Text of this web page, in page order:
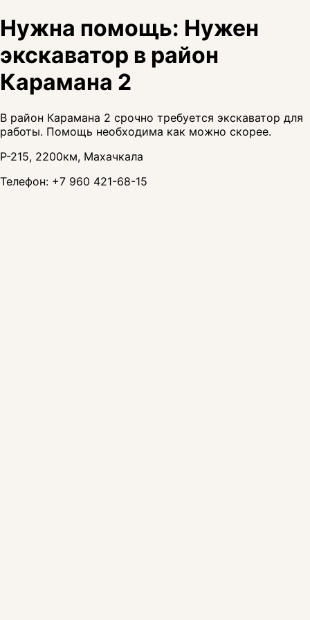
Нужна помощь: Нужен
экскаватор в район
Карамана 2
В район Карамана 2 срочно требуется экскаватор для
работы. Помощь необходима как можно скорее.
Р-215, 2200км, Махачкала
Телефон: +7 960 421-68-15